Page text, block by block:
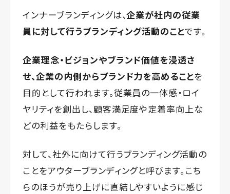
インナーブランディングは、企業が社内の従業
員に対して行うブランディング活動のことです。
企業理念・ビジョンやブランド価値を浸透さ
せ、企業の内側からブランド力を高めることを
目的として行われます。従業員の一体感・ロイ
ヤリティを創出し、顧客満足度や定着率向上な
どの利益をもたらします。
対して、社外に向けて行うブランディング活動の
ことをアウターブランディングと呼びます。こち
らのほうが売り上げに直結しやすいように感じ